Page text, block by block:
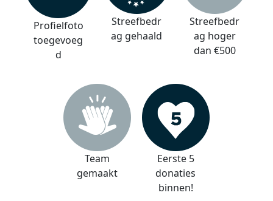
Profielfoto
toegevoeg
d
Streefbedr
ag gehaald
Streefbedr
ag hoger
dan €500
Team
gemaakt
Eerste 5
donaties
binnen!